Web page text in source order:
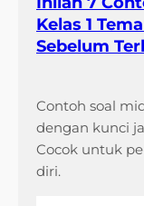
Kelas 1
Sebelum
Contoh soal
dengan kunci
Cocok untuk
diri.